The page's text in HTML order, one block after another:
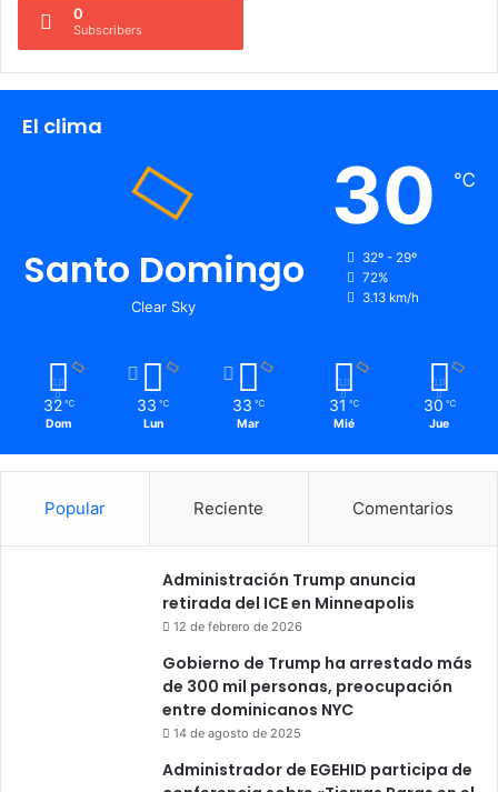
0
Subscribers
El clima
Santo Domingo
Clear Sky
30 ℃
32º - 29º
72%
3.13 km/h
32 ℃
Dom
33 ℃
Lun
33 ℃
Mar
31 ℃
Mié
30 ℃
Jue
Popular Reciente Comentarios
Administración Trump anuncia
retirada del ICE en Minneapolis
12 de febrero de 2026
Gobierno de Trump ha arrestado más
de 300 mil personas, preocupación
entre dominicanos NYC
14 de agosto de 2025
Administrador de EGEHID participa de